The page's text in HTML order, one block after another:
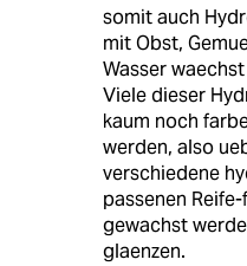
somit auch
mit Obst,
Wasser
Viele dieser
kaum noch
werden, also
verschiedene
passenen
gewachst
glaenzen.